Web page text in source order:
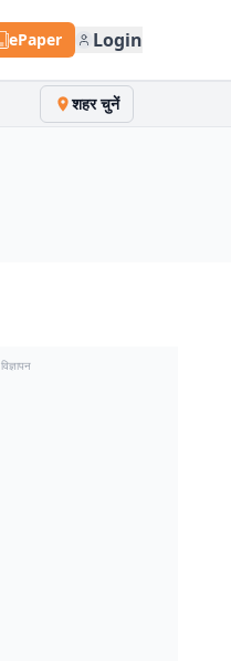
ePaper Login
शहर चुनें
विज्ञापन